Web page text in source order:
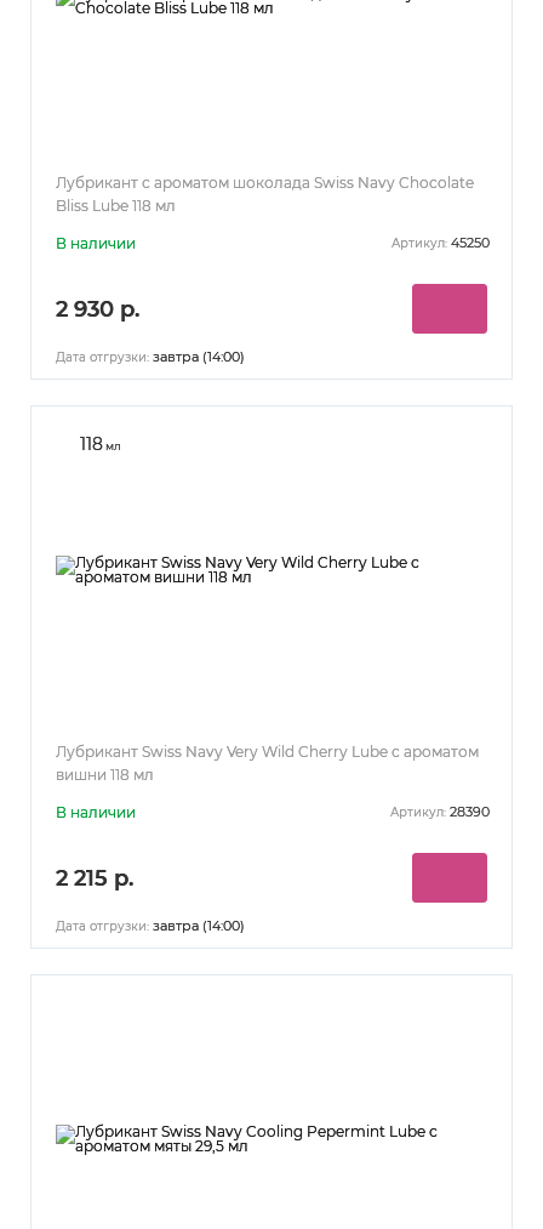
Лубрикант с ароматом шоколада Swiss Navy Chocolate
Bliss Lube 118 мл
В наличии Артикул: 45250
2 930 р.
Дата отгрузки: завтра (14:00)
118мл
Лубрикант Swiss Navy Very Wild Cherry Lube с ароматом
вишни 118 мл
В наличии Артикул: 28390
2 215 р.
Дата отгрузки: завтра (14:00)